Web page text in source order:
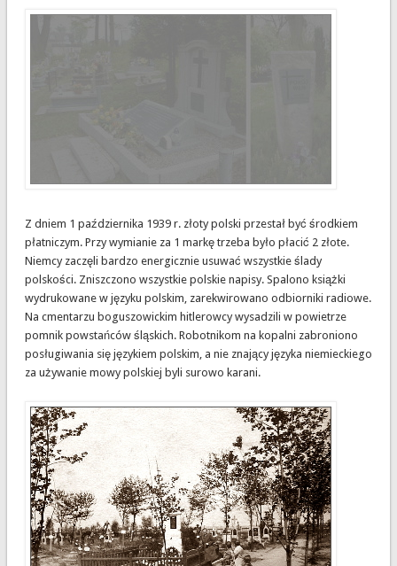
Z dniem 1 października 1939 r. złoty polski przestał być środkiem
płatniczym. Przy wymianie za 1 markę trzeba było płacić 2 złote.
Niemcy zaczęli bardzo energicznie usuwać wszystkie ślady
polskości. Zniszczono wszystkie polskie napisy. Spalono książki
wydrukowane w języku polskim, zarekwirowano odbiorniki radiowe.
Na cmentarzu boguszowickim hitlerowcy wysadzili w powietrze
pomnik powstańców śląskich. Robotnikom na kopalni zabroniono
posługiwania się językiem polskim, a nie znający języka niemieckiego
za używanie mowy polskiej byli surowo karani.